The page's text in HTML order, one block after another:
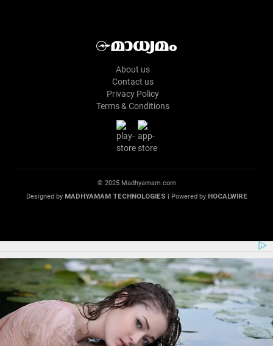
About us
Contact us
Privacy Policy
Terms & Conditions
© 2025 Madhyamam.com
Designed by MADHYAMAM TECHNOLOGIES | Powered by HOCALWIRE